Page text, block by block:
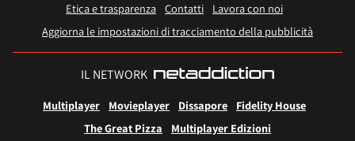
Etica e trasparenza Contatti
Lavora con noi
Aggiorna le impostazioni di tracciamento della pubblicità
IL NETWORK
Multiplayer Movieplayer Dissapore
Fidelity House
The Great Pizza
Multiplayer Edizioni